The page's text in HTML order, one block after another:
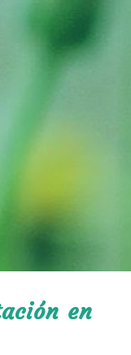
en